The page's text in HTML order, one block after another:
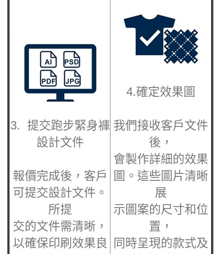
3. 提交跑步緊身褲
設計文件
報價完成後，客戶
可提交設計文件。
所提
交的文件需清晰，
以確保印刷效果良
4.確定效果圖
我們接收客戶文件
後，
會製作詳細的效果
圖。這些圖片清晰
展
示圖案的尺寸和位
置，
同時呈現的款式及